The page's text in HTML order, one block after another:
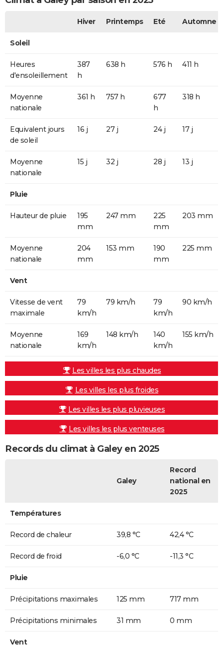
Hiver Printemps Eté Automne
Soleil
Heures
d'ensoleillement
387
h
638 h 576 h 411 h
Moyenne
nationale
361 h 757 h
677
h
318 h
Equivalent jours
de soleil
16 j 27 j 24 j 17 j
Moyenne
nationale
15 j 32 j 28 j 13 j
Pluie
Hauteur de pluie
195
mm
247 mm
225
mm
203 mm
Moyenne
nationale
204
mm
153 mm
190
mm
225 mm
Vent
Vitesse de vent
maximale
79
km/h
79 km/h
79
km/h
90 km/h
Moyenne
nationale
169
km/h
148 km/h
140
km/h
155 km/h
Les villes les plus chaudes
Les villes les plus froides
Les villes les plus pluvieuses
Les villes les plus venteuses
Records du climat à Galey en 2025
Galey
Record
national en
2025
Températures
Record de chaleur 39,8 °C 42,4 °C
Record de froid -6,0 °C -11,3 °C
Pluie
Précipitations maximales 125 mm 717 mm
Précipitations minimales 31 mm 0 mm
Vent